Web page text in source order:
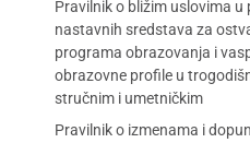
Pravilnik o bližim uslovima
nastavnih sredstava za
programa obrazovanja i
obrazovne profile u
stručnim i umetničkim
Pravilnik o izmenama i